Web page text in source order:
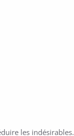
les indésirables.